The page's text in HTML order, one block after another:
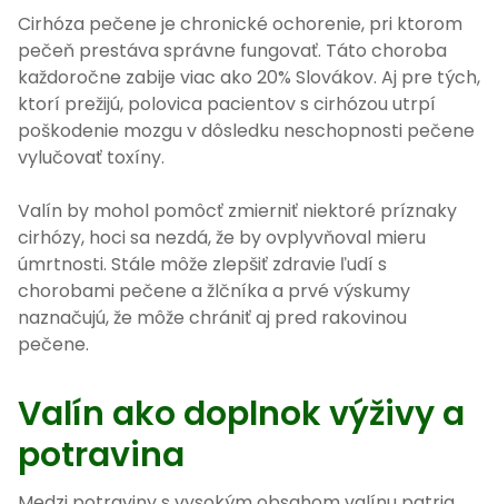
Cirhóza pečene je chronické ochorenie, pri ktorom
pečeň prestáva správne fungovať. Táto choroba
každoročne zabije viac ako 20% Slovákov. Aj pre tých,
ktorí prežijú, polovica pacientov s cirhózou utrpí
poškodenie mozgu v dôsledku neschopnosti pečene
vylučovať toxíny.
Valín by mohol pomôcť zmierniť niektoré príznaky
cirhózy, hoci sa nezdá, že by ovplyvňoval mieru
úmrtnosti. Stále môže zlepšiť zdravie ľudí s
chorobami pečene a žlčníka a prvé výskumy
naznačujú, že môže chrániť aj pred rakovinou
pečene.
Valín ako doplnok výživy a
potravina